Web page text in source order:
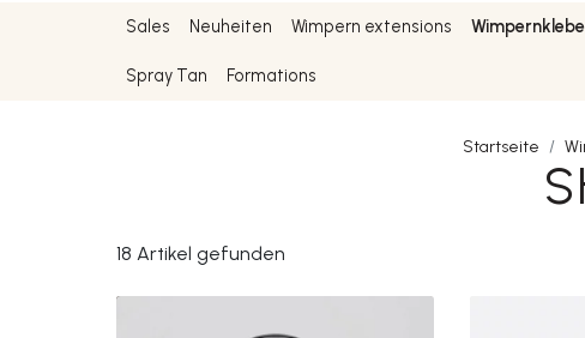
Sales Neuheiten Wimpern extensions
Spray Tan Formations
Startseite
18 Artikel gefunden